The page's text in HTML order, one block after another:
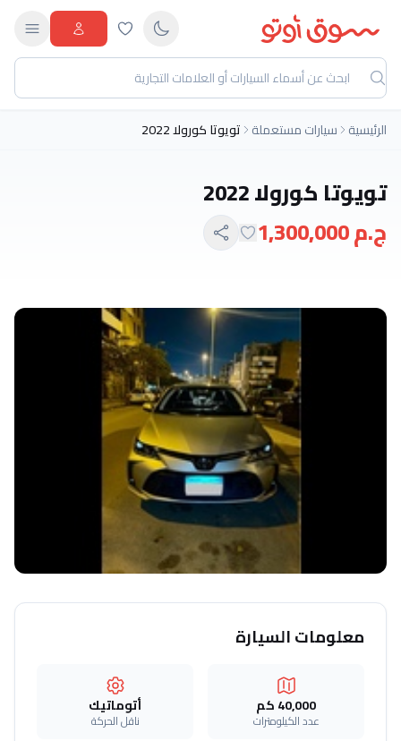
الرئيسية سيارات مستعملة تويوتا كورولا 2022
تويوتا كورولا 2022
ج.م 1,300,000
معلومات السيارة
40,000 كم
عدد الكيلومترات
أتوماتيك‎
ناقل الحركة